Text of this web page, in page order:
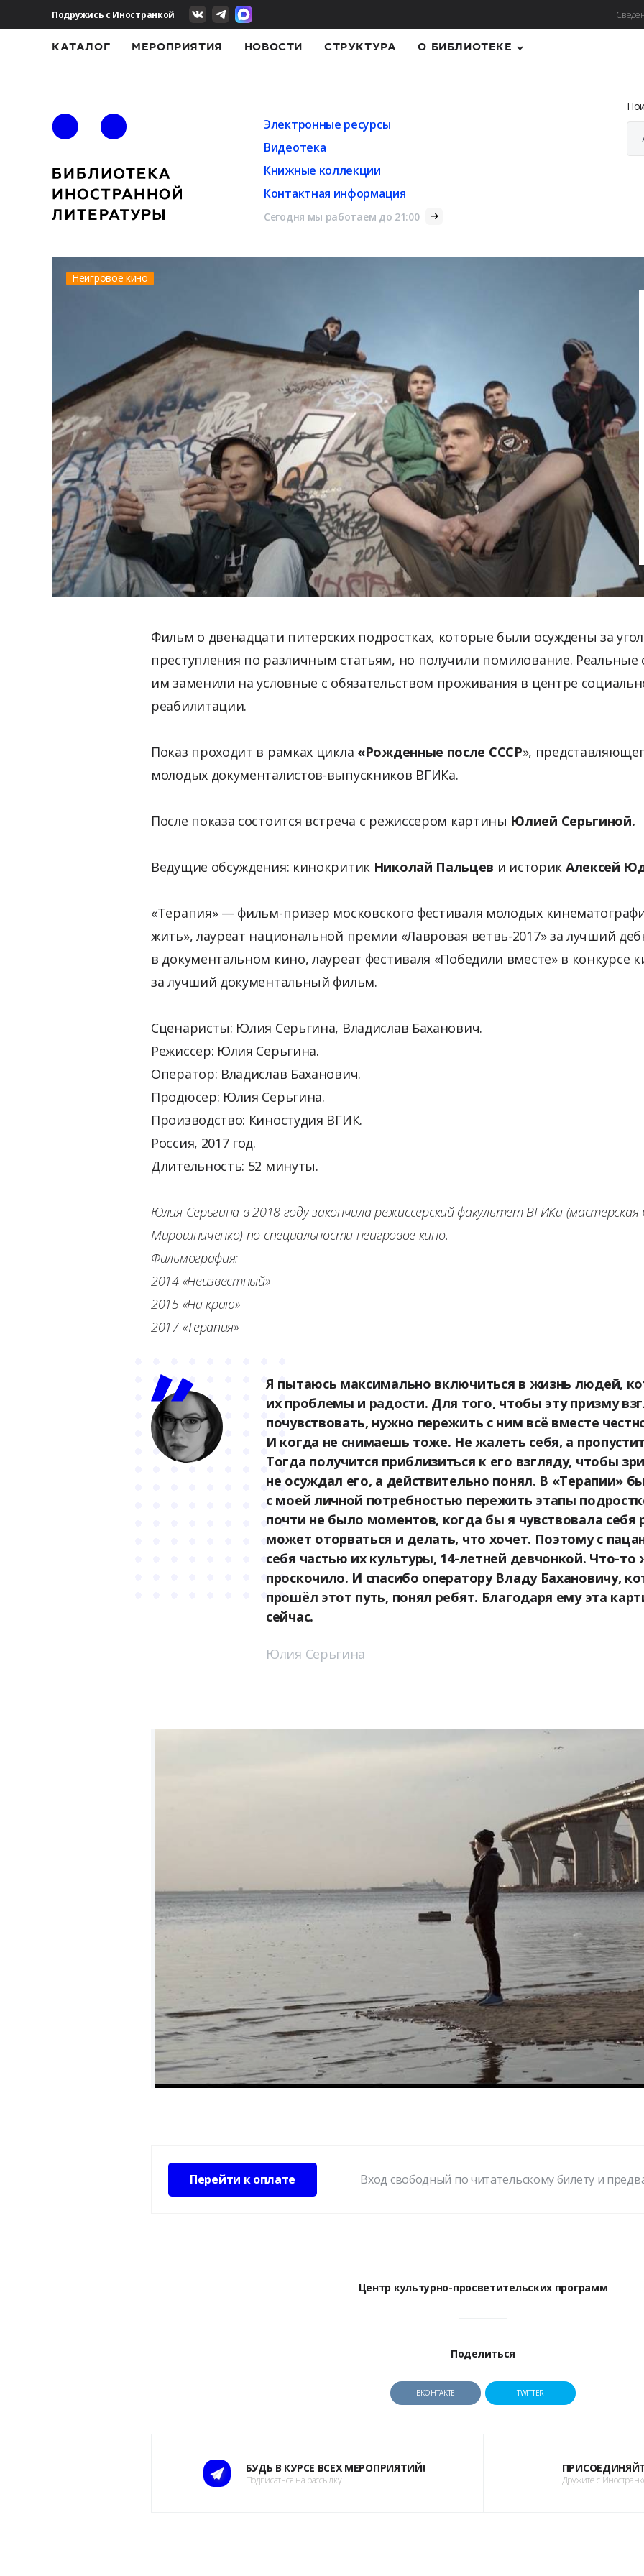
Подружись с Иностранкой
КАТАЛОГ МЕРОПРИЯТИЯ НОВОСТИ СТРУКТУРА О БИБЛИОТЕКЕ
Электронные ресурсы
Видеотека
Книжные коллекции
Контактная информация
Сегодня мы работаем до 21:00
Неигровое кино
Фильм о двенадцати питерских подростках, которые были осуждены за
преступления по различным статьям, но получили помилование. Реальные
им заменили на условные с обязательством проживания в центре
реабилитации.
Показ проходит в рамках цикла «Рожденные после СССР»,
молодых документалистов-выпускников ВГИКа.
После показа состоится встреча с режиссером картины Юлией Серьгиной.
Ведущие обсуждения: кинокритик Николай Пальцев и историк Алексей
«Терапия» — фильм-призер московского фестиваля молодых
жить», лауреат национальной премии «Лавровая ветвь-2017» за лучший
в документальном кино, лауреат фестиваля «Победили вместе» в конкурсе
за лучший документальный фильм.
Сценаристы: Юлия Серьгина, Владислав Баханович.
Режиссер: Юлия Серьгина.
Оператор: Владислав Баханович.
Продюсер: Юлия Серьгина.
Производство: Киностудия ВГИК.
Россия, 2017 год.
Длительность: 52 минуты.
Юлия Серьгина в 2018 году закончила режиссерский факультет ВГИКа (мастерская
Мирошниченко) по специальности неигровое кино.
Фильмография:
2014 «Неизвестный»
2015 «На краю»
2017 «Терапия»
Я пытаюсь максимально включиться в жизнь людей,
их проблемы и радости. Для того, чтобы эту призму
почувствовать, нужно пережить с ним всё вместе
И когда не снимаешь тоже. Не жалеть себя, а
Тогда получится приблизиться к его взгляду, чтобы
не осуждал его, а действительно понял. В «Терапии»
с моей личной потребностью пережить этапы
почти не было моментов, когда бы я чувствовала
может оторваться и делать, что хочет. Поэтому с
себя частью их культуры, 14-летней девчонкой. Что-
проскочило. И спасибо оператору Владу Бахановичу,
прошёл этот путь, понял ребят. Благодаря ему эта
сейчас.
Юлия Серьгина
Перейти к оплате Вход свободный по читательскому билету и
Центр культурно-просветительских программ
Поделиться
ВКОНТАКТЕ TWITTER
БУДЬ В КУРСЕ ВСЕХ МЕРОПРИЯТИЙ!
Подписаться на рассылку Дружите с